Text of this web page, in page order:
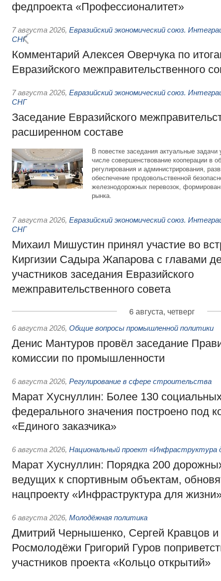
федпроекта «Профессионалитет»
7 августа 2026, Евразийский экономический союз.
СНГ
Комментарий Алексея Оверчука по
Евразийского межправительственного
7 августа 2026, Евразийский экономический союз.
СНГ
Заседание Евразийского
расширенном составе
В повестке заседания актуальные задачи
числе совершенствование кооперации в
регулирования и администрирования,
обеспечение продовольственной
железнодорожных перевозок,
рынка.
7 августа 2026, Евразийский экономический союз.
СНГ
Михаил Мишустин принял участие во
Киргизии Садыра Жапарова с главами
участников заседания Евразийского
межправительственного совета
6 августа, четверг
6 августа 2026, Общие вопросы промышленной политики
Денис Мантуров провёл заседание
комиссии по промышленности
6 августа 2026, Регулирование в сфере строительства
Марат Хуснуллин: Более 130
федерального значения построено под
«Единого заказчика»
6 августа 2026, Национальный проект «Инфраструктура
Марат Хуснуллин: Порядка 200
ведущих к спортивным объектам,
нацпроекту «Инфраструктура для
6 августа 2026, Молодёжная политика
Дмитрий Чернышенко, Сергей Кравцов и
Росмолодёжи Григорий Гуров
участников проекта «Кольцо открытий»